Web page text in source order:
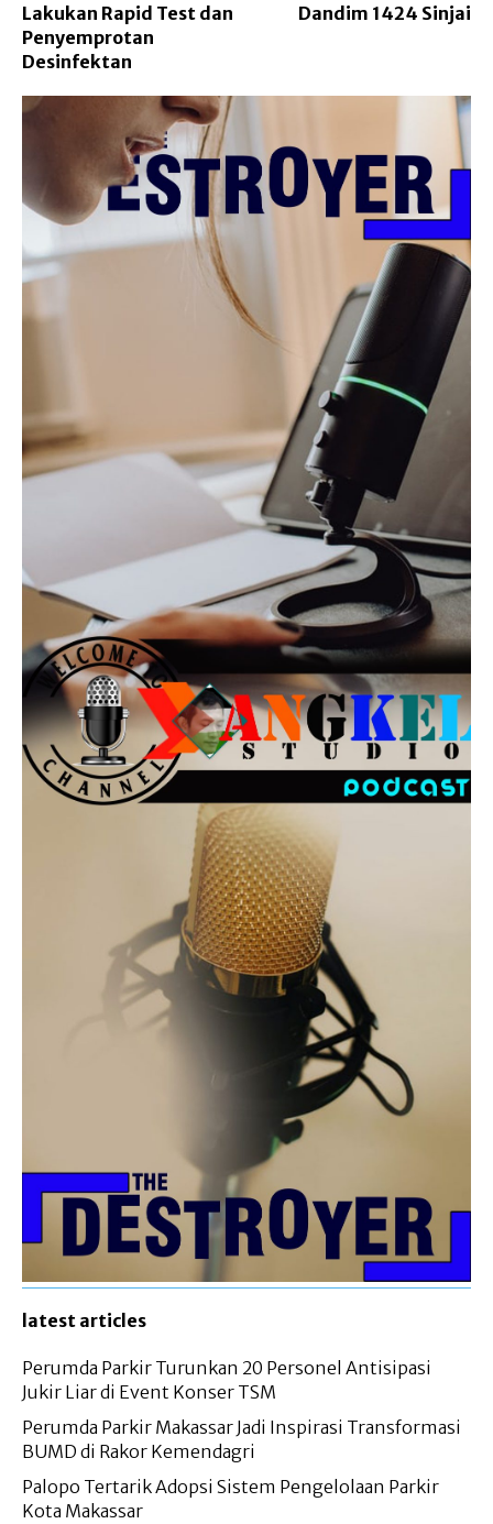
Lakukan Rapid Test dan
Penyemprotan
Desinfektan
Dandim 1424 Sinjai
latest articles
Perumda Parkir Turunkan 20 Personel Antisipasi
Jukir Liar di Event Konser TSM
Perumda Parkir Makassar Jadi Inspirasi Transformasi
BUMD di Rakor Kemendagri
Palopo Tertarik Adopsi Sistem Pengelolaan Parkir
Kota Makassar